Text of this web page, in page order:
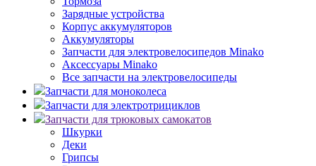
Зарядные устройства
Корпус аккумуляторов
Аккумуляторы
Запчасти для электровелосипедов Minako
Аксессуары Minako
Все запчасти на электровелосипеды
Запчасти для моноколеса
Запчасти для электротрициклов
Запчасти для трюковых самокатов
Шкурки
Деки
Грипсы